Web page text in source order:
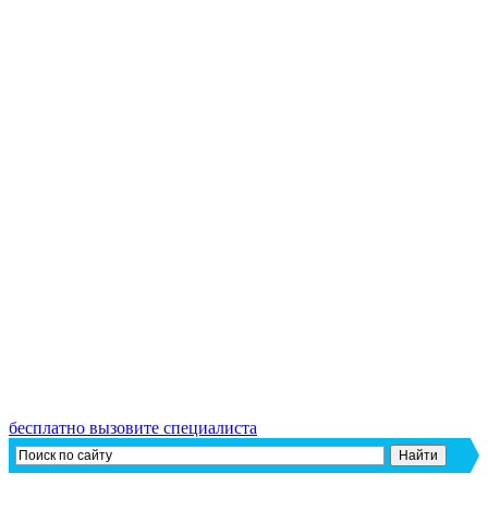
бесплатно вызовите специалиста